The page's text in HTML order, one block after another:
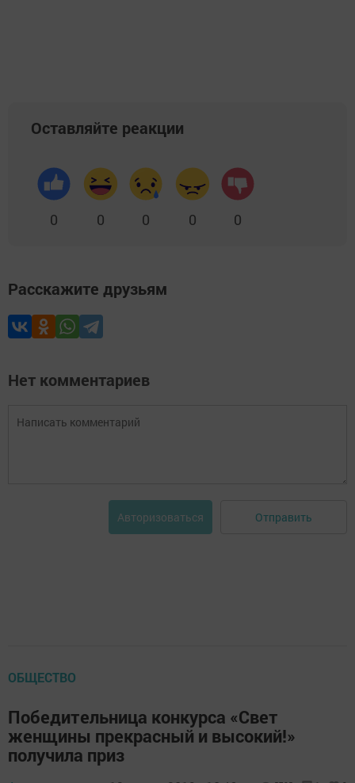
Оставляйте реакции
0 0 0 0 0
Расскажите друзьям
Нет комментариев
Авторизоваться Отправить
ОБЩЕСТВО
Победительница конкурса «Свет
женщины прекрасный и высокий!»
получила приз